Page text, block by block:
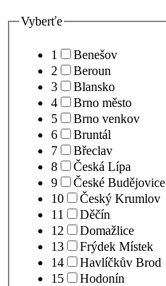
Vyberťe
1
Benešov
2
Beroun
3
Blansko
4
Brno město
5
Brno venkov
6
Bruntál
7
Břeclav
8
Česká Lípa
9
České Budějovice
10
Český Krumlov
11
Děčín
12
Domažlice
13
Frýdek Místek
14
Havlíčkův Brod
15
Hodonín